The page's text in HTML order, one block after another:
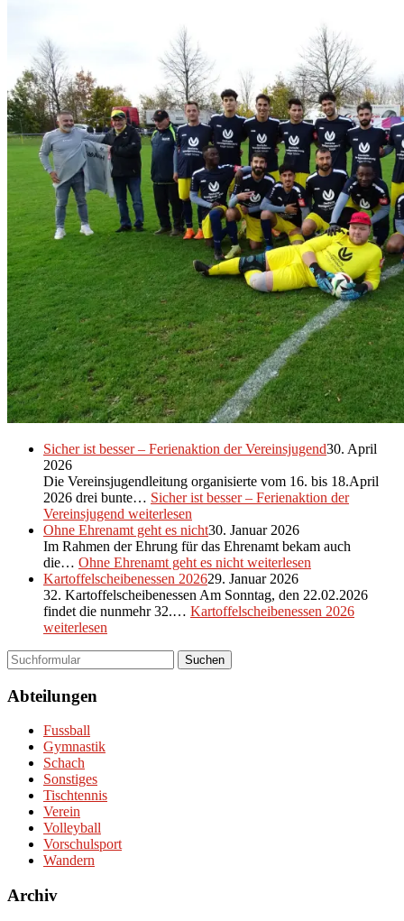
Sicher ist besser – Ferienaktion der Vereinsjugend30. April
2026
Die Vereinsjugendleitung organisierte vom 16. bis 18.April
2026 drei bunte… Sicher ist besser – Ferienaktion der
Vereinsjugend weiterlesen
Ohne Ehrenamt geht es nicht30. Januar 2026
Im Rahmen der Ehrung für das Ehrenamt bekam auch
die… Ohne Ehrenamt geht es nicht weiterlesen
Kartoffelscheibenessen 202629. Januar 2026
32. Kartoffelscheibenessen Am Sonntag, den 22.02.2026
findet die nunmehr 32.… Kartoffelscheibenessen 2026
weiterlesen
Suchen
Abteilungen
Fussball
Gymnastik
Schach
Sonstiges
Tischtennis
Verein
Volleyball
Vorschulsport
Wandern
Archiv